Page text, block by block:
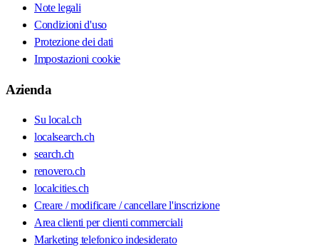
Note legali
Condizioni d'uso
Protezione dei dati
Impostazioni cookie
Azienda
Su local.ch
localsearch.ch
search.ch
renovero.ch
localcities.ch
Creare / modificare / cancellare l'inscrizione
Area clienti per clienti commerciali
Marketing telefonico indesiderato